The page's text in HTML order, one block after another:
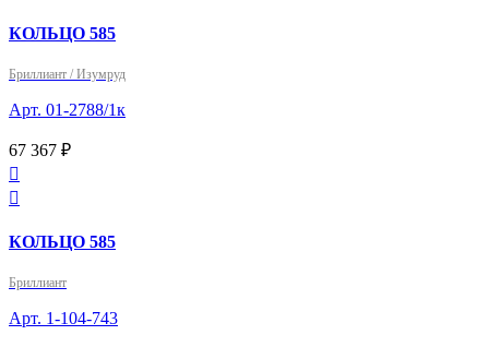
КОЛЬЦО 585
Бриллиант / Изумруд
Арт. 01-2788/1к
67 367 ₽


КОЛЬЦО 585
Бриллиант
Арт. 1-104-743